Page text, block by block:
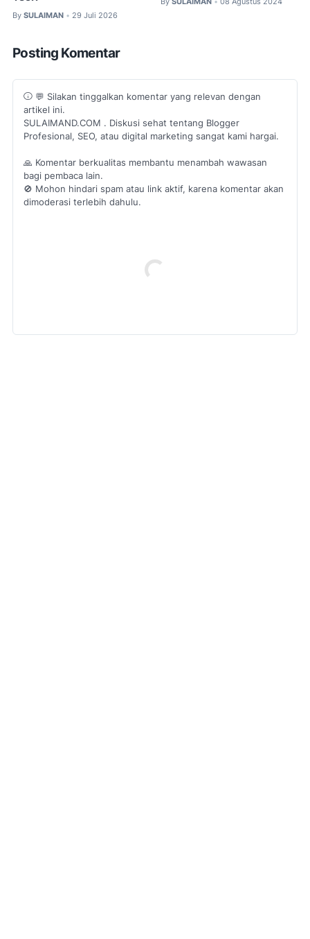
By SULAIMAN • 29 Juli 2026
Posting Komentar
💬 Silakan tinggalkan komentar yang relevan dengan
artikel ini.
SULAIMAND.COM . Diskusi sehat tentang Blogger
Profesional, SEO, atau digital marketing sangat kami hargai.
🙏 Komentar berkualitas membantu menambah wawasan
bagi pembaca lain.
🚫 Mohon hindari spam atau link aktif, karena komentar akan
dimoderasi terlebih dahulu.